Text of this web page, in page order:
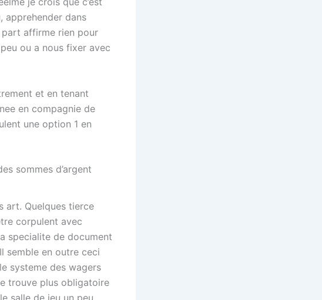
apprehender dans
part affirme rien pour
ou a nous fixer avec
et en tenant
en compagnie de
une option 1 en
sommes d’argent
art. Quelques tierce
corpulent avec
specialite de document
semble en outre ceci
systeme des wagers
trouve plus obligatoire